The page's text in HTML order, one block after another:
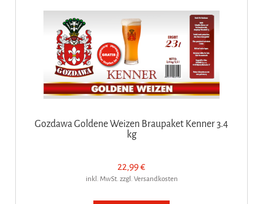
Gozdawa Goldene Weizen Braupaket Kenner 3.4
kg
22,99 €
inkl. MwSt. zzgl. Versandkosten